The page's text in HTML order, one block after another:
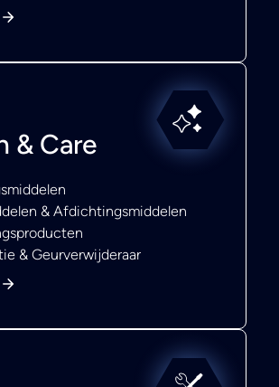
& Care
& Afdichtingsmiddelen
& Geurverwijderaar